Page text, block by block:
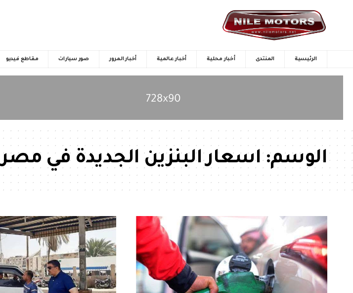
الرئيسية المنتدى أخبار محلية أخبار عالمية أخبار المرور صور سيارات مقاطع فيديو
الوسم:اسعار البنزين الجديدة في مصر